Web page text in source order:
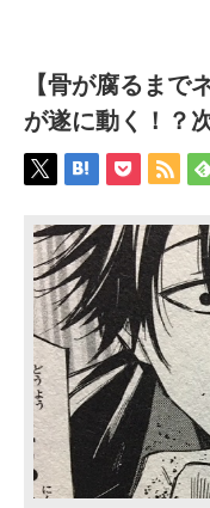
【骨が腐るまで
が遂に動く！？